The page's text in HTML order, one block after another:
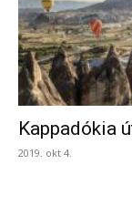
Kappadókia
2019. okt 4.